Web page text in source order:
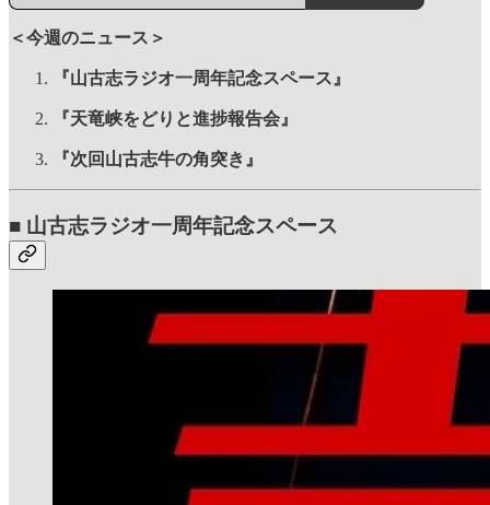
＜今週のニュース＞
『山古志ラジオ一周年記念スペース』
『天竜峡をどりと進捗報告会』
『次回山古志牛の角突き』
■ 山古志ラジオ一周年記念スペース